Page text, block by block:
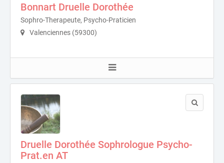
Bonnart Druelle Dorothée
Sophro-Therapeute, Psycho-Praticien
Valenciennes (59300)
Druelle Dorothée Sophrologue Psycho-
Prat.en AT